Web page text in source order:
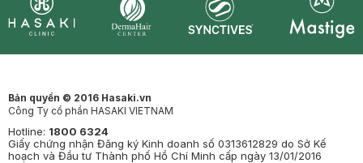
Bản quyền © 2016 Hasaki.vn
Công Ty cổ phần HASAKI VIETNAM
Hotline: 1800 6324
Giấy chứng nhận Đăng ký Kinh doanh số 0313612829 do Sở Kế
hoạch và Đầu tư Thành phố Hồ Chí Minh cấp ngày 13/01/2016